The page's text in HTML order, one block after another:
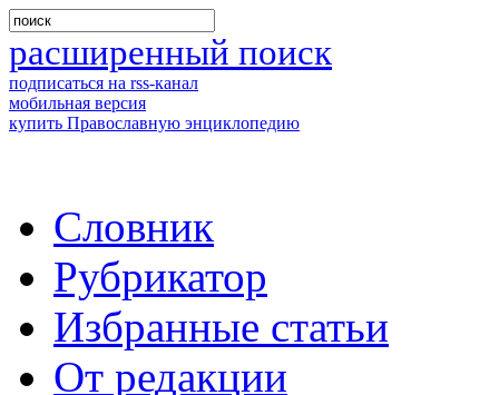
расширенный поиск
подписаться на rss-канал
мобильная версия
купить Православную энциклопедию
Словник
Рубрикатор
Избранные статьи
От редакции